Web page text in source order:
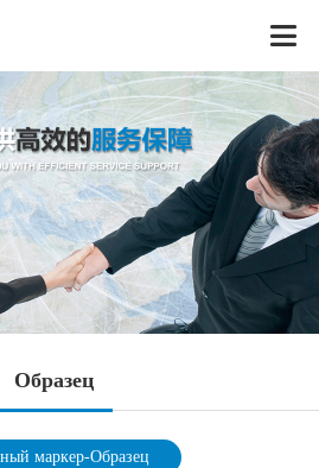
Oбразец
маркер-Oбразец